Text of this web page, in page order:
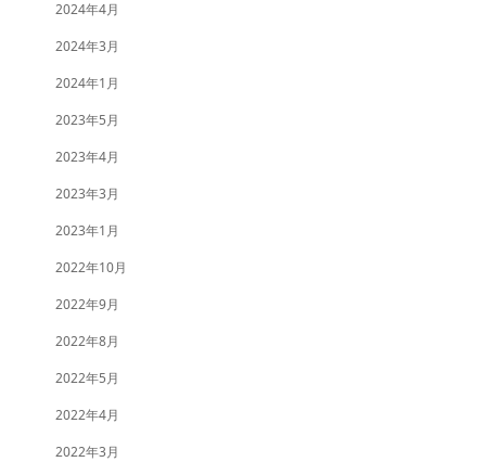
2024年4月
2024年3月
2024年1月
2023年5月
2023年4月
2023年3月
2023年1月
2022年10月
2022年9月
2022年8月
2022年5月
2022年4月
2022年3月